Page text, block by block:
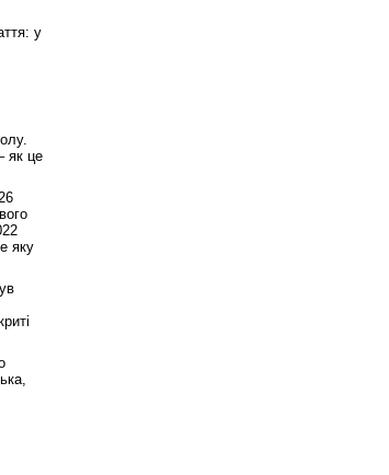
у
як це
яку